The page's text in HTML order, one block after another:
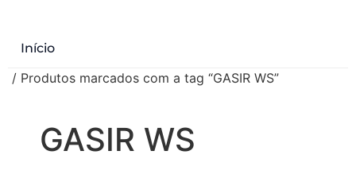
Início
/ Produtos marcados com a tag “GASIR WS”
GASIR WS